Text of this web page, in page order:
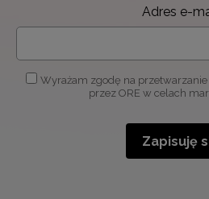
Adres e-
Wyrażam zgodę na
przez ORE w celach
Zapisuję